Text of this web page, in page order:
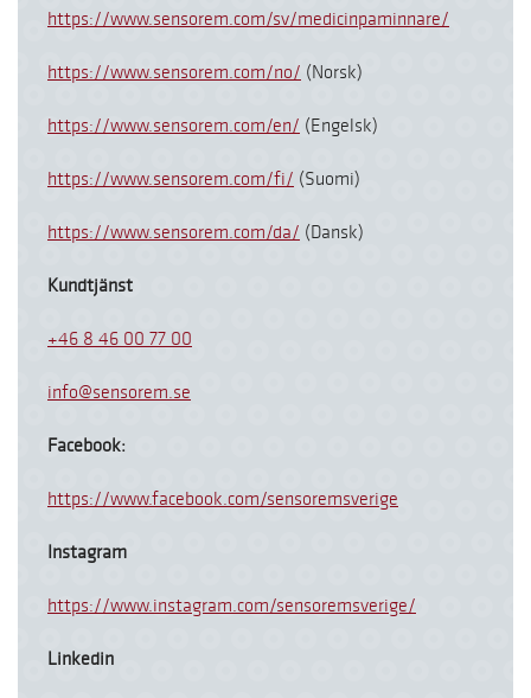
https://www.sensorem.com/sv/medicinpaminnare/
https://www.sensorem.com/no/ (Norsk)
https://www.sensorem.com/en/ (Engelsk)
https://www.sensorem.com/fi/ (Suomi)
https://www.sensorem.com/da/ (Dansk)
Kundtjänst
+46 8 46 00 77 00
info@sensorem.se
Facebook:
https://www.facebook.com/sensoremsverige
Instagram
https://www.instagram.com/sensoremsverige/
Linkedin